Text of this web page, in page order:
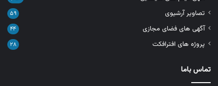
تصاویر آرشیوی ۵۹
آگهی های فضای مجازی ۴۴
پروژه های افترافکت ۲۸
تماس باما